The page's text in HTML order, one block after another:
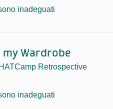
inadeguati
my Wardrobe
Retrospective
inadeguati